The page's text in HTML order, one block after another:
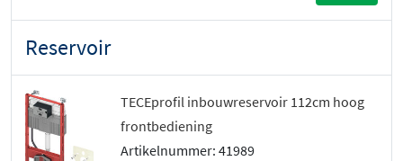
Reservoir
TECEprofil inbouwreservoir 112cm hoog
frontbediening
Artikelnummer: 41989